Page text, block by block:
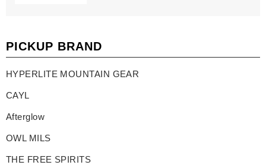
PICKUP BRAND
HYPERLITE MOUNTAIN GEAR
CAYL
Afterglow
OWL MILS
THE FREE SPIRITS